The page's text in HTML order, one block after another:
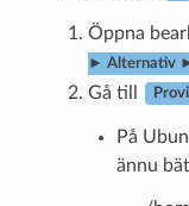
Öppna
► Alternativ
Gå till
På
ännu